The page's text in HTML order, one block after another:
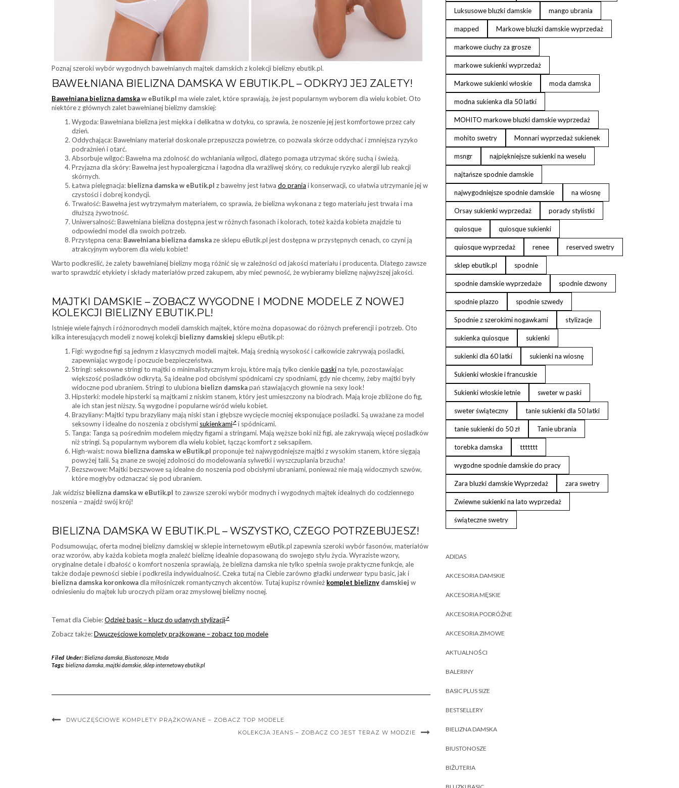
Poznaj szeroki wybór wygodnych bawełnianych majtek damskich z kolekcji bielizny ebutik.pl.
BAWEŁNIANA BIELIZNA DAMSKA W EBUTIK.PL – ODKRYJ JEJ ZALETY!
Bawełniana bielizna damskaw eButik.pl ma wiele zalet, które sprawiają, że jest popularnym wyborem dla wielu kobiet. Oto
niektóre z głównych zalet bawełnianej bielizny damskiej:
Wygoda: Bawełniana bielizna jest miękka i delikatna w dotyku, co sprawia, że noszenie jej jest komfortowe przez cały
dzień.
Oddychająca: Bawełniany materiał doskonale przepuszcza powietrze, co pozwala skórze oddychać i zmniejsza ryzyko
podrażnień i otarć.
Absorbuje wilgoć: Bawełna ma zdolność do wchłaniania wilgoci, dlatego pomaga utrzymać skórę suchą i świeżą.
Przyjazna dla skóry: Bawełna jest hypoalergiczna i łagodna dla wrażliwej skóry, co redukuje ryzyko alergii lub reakcji
skórnych.
Łatwa pielęgnacja: bielizna damska w eButik.pl z bawełny jest łatwa do prania i konserwacji, co ułatwia utrzymanie jej w
czystości i dobrej kondycji.
Trwałość: Bawełna jest wytrzymałym materiałem, co sprawia, że bielizna wykonana z tego materiału jest trwała i ma
dłuższą żywotność.
Uniwersalność: Bawełniana bielizna dostępna jest w różnych fasonach i kolorach, toteż każda kobieta znajdzie tu
odpowiedni model dla swoich potrzeb.
Przystępna cena: Bawełniana bielizna damskaze sklepu eButik.pl jest dostępna w przystępnych cenach, co czyni ją
atrakcyjnym wyborem dla wielu kobiet!
Warto podkreślić, że zalety bawełnianej bielizny mogą różnić się w zależności od jakości materiału i producenta. Dlatego zawsze
warto sprawdzić etykiety i składy materiałów przed zakupem, aby mieć pewność, że wybieramy bieliznę najwyższej jakości.
MAJTKI DAMSKIE – ZOBACZ WYGODNE I MODNE MODELE Z NOWEJ
KOLEKCJI BIELIZNY EBUTIK.PL!
Istnieje wiele fajnych i różnorodnych modeli damskich majtek, które można dopasować do różnych preferencji i potrzeb. Oto
kilka interesujących modeli z nowej kolekcji bielizny damskiej sklepu eButik.pl:
Figi: wygodne figi są jednym z klasycznych modeli majtek. Mają średnią wysokość i całkowicie zakrywają pośladki,
zapewniając wygodę i poczucie bezpieczeństwa.
Stringi: seksowne stringi to majtki o minimalistycznym kroju, które mają tylko cienkiepaskina tyle, pozostawiając
większość pośladków odkrytą. Są idealne pod obcisłymi spódnicami czy spodniami, gdy nie chcemy, żeby majtki były
widoczne pod ubraniem. Stringi to ulubiona bielizn damskapań stawiających głownie na sexy look!
Hipsterki: modele hipsterki są majtkami z niskim stanem, który jest umieszczony na biodrach. Mają kroje zbliżone do fig,
ale ich stan jest niższy. Są wygodne i popularne wśród wielu kobiet.
Brazyliany: Majtki typu brazyliany mają niski stan i głębsze wycięcie mocniej eksponujące pośladki. Są uważane za model
seksowny i idealne do noszenia z obcisłymi sukienkami
i spódnicami.
Tanga: Tanga są pośrednim modelem między figami a stringami. Mają węższe boki niż figi, ale zakrywają więcej pośladków
niż stringi. Są popularnym wyborem dla wielu kobiet, łącząc komfort z seksapilem.
High-waist: nowa bielizna damska w eButik.pl proponuje też najwygodniejsze majtki z wysokim stanem, które sięgają
powyżej talii. Są znane ze swojej zdolności do modelowania sylwetki i wyszczuplania brzucha!
Bezszwowe: Majtki bezszwowe są idealne do noszenia pod obcisłymi ubraniami, ponieważ nie mają widocznych szwów,
które mogłyby odznaczać się pod ubraniem.
Jak widzisz bielizna damska w eButik.pl to zawsze szeroki wybór modnych i wygodnych majtek idealnych do codziennego
noszenia – znajdź swój krój!
BIELIZNA DAMSKA W EBUTIK.PL – WSZYSTKO, CZEGO POTRZEBUJESZ!
Podsumowując, oferta modnej bielizny damskiej w sklepie internetowym eButik.pl zapewnia szeroki wybór fasonów, materiałów
oraz wzorów, aby każda kobieta mogła znaleźć bieliznę idealnie dopasowaną do swojego stylu życia. Wyraziste wzory,
oryginalne detale i dbałość o komfort noszenia sprawiają, że bielizna damska nie tylko spełnia swoje praktyczne funkcje, ale
także dodaje pewności siebie i podkreśla indywidualność. Czeka tutaj na Ciebie zarówno gładkiunderweartypu basic, jak i
bielizna damska koronkowadla miłośniczek romantycznych akcentów. Tutaj kupisz również komplet bielizny damskiej w
odniesieniu do majtek lub uroczych piżam oraz zmysłowej bielizny nocnej.
Temat dla Ciebie:Odzież basic – klucz do udanych stylizacji
Zobacz także:Dwuczęściowe komplety prążkowane – zobacz top modele
Filed Under:Bielizna damska Biustonosze, Moda
Tags: bielizna damska majtki damskie, sklep internetowy ebutik.pl
DWUCZĘŚCIOWE KOMPLETY PRĄŻKOWANE – ZOBACZ TOP MODELE
KOLEKCJA JEANS – ZOBACZ CO JEST TERAZ W MODZIE
Luksusowe bluzki damskie mango ubrania
mapped Markowe bluzki damskie wyprzedaż
markowe ciuchy za grosze
markowe sukienki wyprzedaż
Markowe sukienki włoskie moda damska
modna sukienka dla 50 latki
MOHITO markowe bluzki damskie wyprzedaż
mohito swetry Monnari wyprzedaż sukienek
msngr najpiękniejsze sukienki na weselu
najtańsze spodnie damskie
najwygodniejsze spodnie damskie na wiosnę
Orsay sukienki wyprzedaż porady stylistki
quiosque quiosque sukienki
quiosque wyprzedaż renee reserved swetry
sklep ebutik.pl spodnie
spodnie damskie wyprzedaże spodnie dzwony
spodnie plazzo spodnie szwedy
Spodnie z szerokimi nogawkami stylizacje
sukienka quiosque sukienki
sukienki dla 60 latki sukienki na wiosnę
Sukienki włoskie i francuskie
Sukienki włoskie letnie sweter w paski
sweter świąteczny tanie sukienki dla 50 latki
tanie sukienki do 50 zł Tanie ubrania
torebka damska ttttttt
wygodne spodnie damskie do pracy
Zara bluzki damskie Wyprzedaż zara swetry
Zwiewne sukienki na lato wyprzedaż
świąteczne swetry
ADIDAS
AKCESORIA DAMSKIE
AKCESORIA MĘSKIE
AKCESORIA PODRÓŻNE
AKCESORIA ZIMOWE
AKTUALNOŚCI
BALERINY
BASIC PLUS SIZE
BESTSELLERY
BIELIZNA DAMSKA
BIUSTONOSZE
BIŻUTERIA